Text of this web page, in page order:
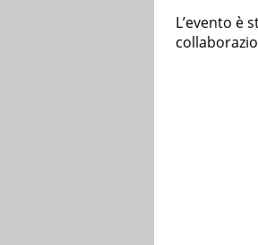
L’evento è